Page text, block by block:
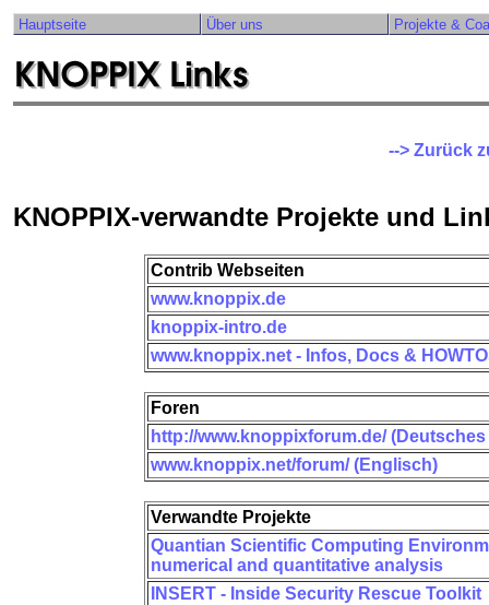
Hauptseite Über uns Projekte &
--> Zurück
KNOPPIX-verwandte Projekte und
Contrib Webseiten
www.knoppix.de
knoppix-intro.de
www.knoppix.net - Infos, Docs &
Foren
http://www.knoppixforum.de/
www.knoppix.net/forum/ (Englisch)
Verwandte Projekte
Quantian Scientific Computing
numerical and quantitative analysis
INSERT - Inside Security Rescue Toolkit